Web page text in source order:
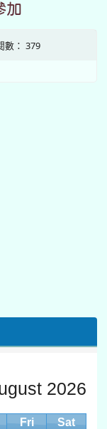
加
數： 379
2026
Fri
Sat